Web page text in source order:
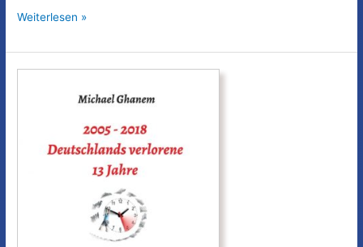
Deutschlands
13
Jahre-
Bildung
Weiterlesen »